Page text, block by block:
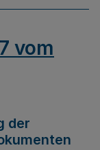
vom
der